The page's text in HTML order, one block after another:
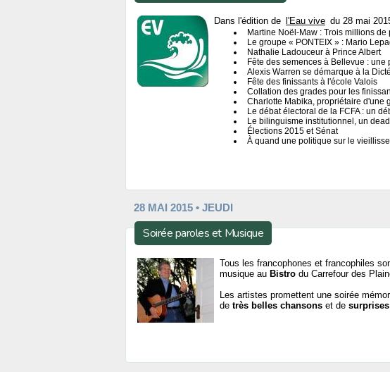
Dans l'édition de l'Eau vive du 28 mai
Martine Noël-Maw : Trois millions de
Le groupe « PONTEIX » : Mario
Nathalie Ladouceur à Prince Albert
Fête des semences à Bellevue : une
Alexis Warren se démarque à la
Fête des finissants à l'école Valois
Collation des grades pour les
Charlotte Mabika, propriétaire d'une
Le débat électoral de la FCFA : un
Le bilinguisme institutionnel, un
Élections 2015 et Sénat
À quand une politique sur le
28 MAI 2015 • JEUDI
Soirée paroles et Musique
Tous les francophones et francophiles
musique au Bistro du Carrefour des
Les artistes promettent une soirée
de très belles chansons et de surprises